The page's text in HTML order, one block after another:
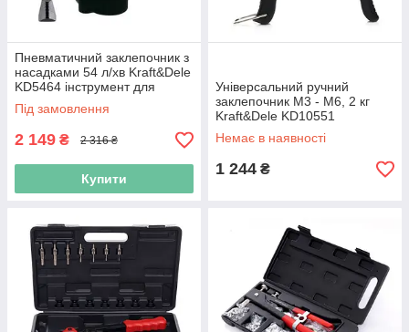
Пневматичний заклепочник з
насадками 54 л/хв Kraft&Dele
KD5464 інструмент для
заклепування
Під замовлення
2 149 ₴ 2 316 ₴
Купити
Універсальний ручний
заклепочник М3 - М6, 2 кг
Kraft&Dele KD10551
заклепувальний пістолет
Немає в наявності
1 244 ₴